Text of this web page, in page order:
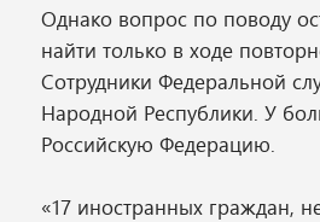
Однако вопрос по поводу
найти только в ходе
Сотрудники Федеральной
Народной Республики. У
Российскую Федерацию.
«17 иностранных граждан,